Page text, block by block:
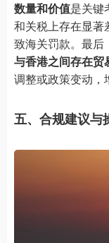
数量和价值是关键
和关税上存在显著
致海关罚款。最后
与香港之间存在贸
调整或政策变动，
五、合规建议与